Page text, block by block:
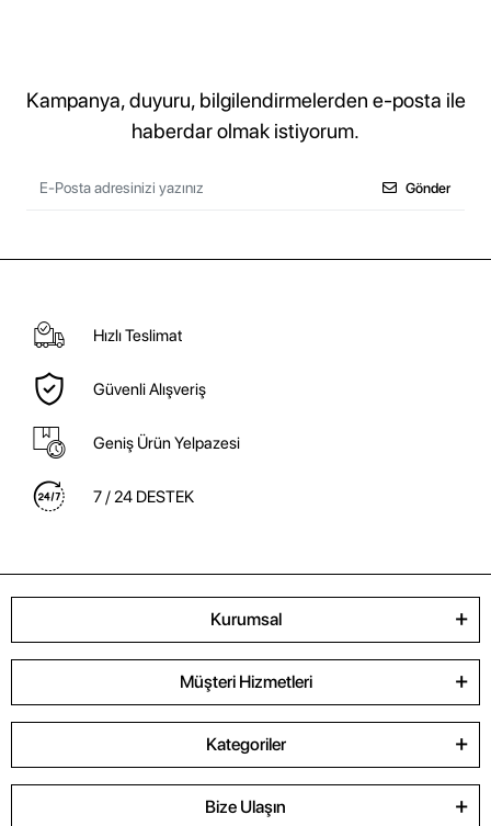
Kampanya, duyuru, bilgilendirmelerden e-posta ile
haberdar olmak istiyorum.
Gönder
Hızlı Teslimat
Güvenli Alışveriş
Geniş Ürün Yelpazesi
7 / 24 DESTEK
Kurumsal
Müşteri Hizmetleri
Kategoriler
Bize Ulaşın